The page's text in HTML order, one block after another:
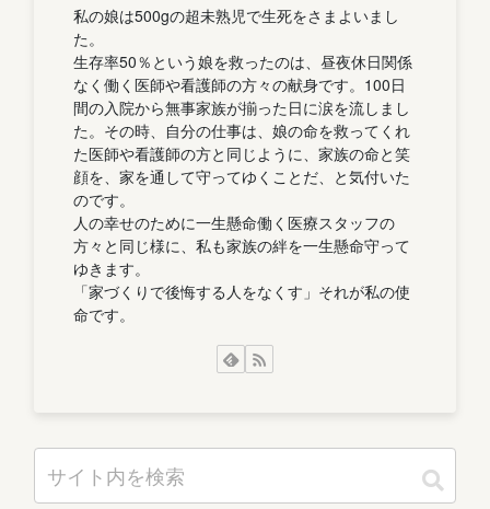
私の娘は500gの超未熟児で生死をさまよいまし
た。
生存率50％という娘を救ったのは、昼夜休日関係
なく働く医師や看護師の方々の献身です。100日
間の入院から無事家族が揃った日に涙を流しまし
た。その時、自分の仕事は、娘の命を救ってくれ
た医師や看護師の方と同じように、家族の命と笑
顔を、家を通して守ってゆくことだ、と気付いた
のです。
人の幸せのために一生懸命働く医療スタッフの
方々と同じ様に、私も家族の絆を一生懸命守って
ゆきます。
「家づくりで後悔する人をなくす」それが私の使
命です。